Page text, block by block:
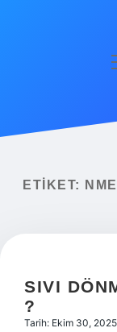
ETIKET: NME
SIVI
?
Tarih: Ekim 30, 2025